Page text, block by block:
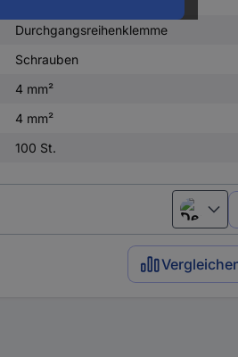
Durchgangsreihenklemme
Schrauben
4 mm²
4 mm²
100 St.